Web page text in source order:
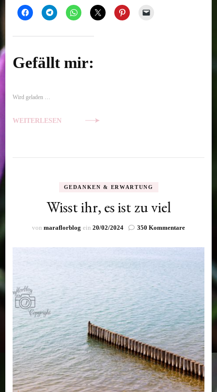
Gefällt mir:
Wird geladen …
WEITERLESEN
GEDANKEN & ERWARTUNG
Wisst ihr, es ist zu viel
von maraflorblog ein 20/02/2024 350 Kommentarezu
ihr,
viel